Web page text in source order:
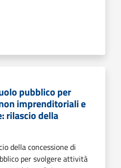
pubblico per
imprenditoriali e
rilascio della
della concessione di
per svolgere attività